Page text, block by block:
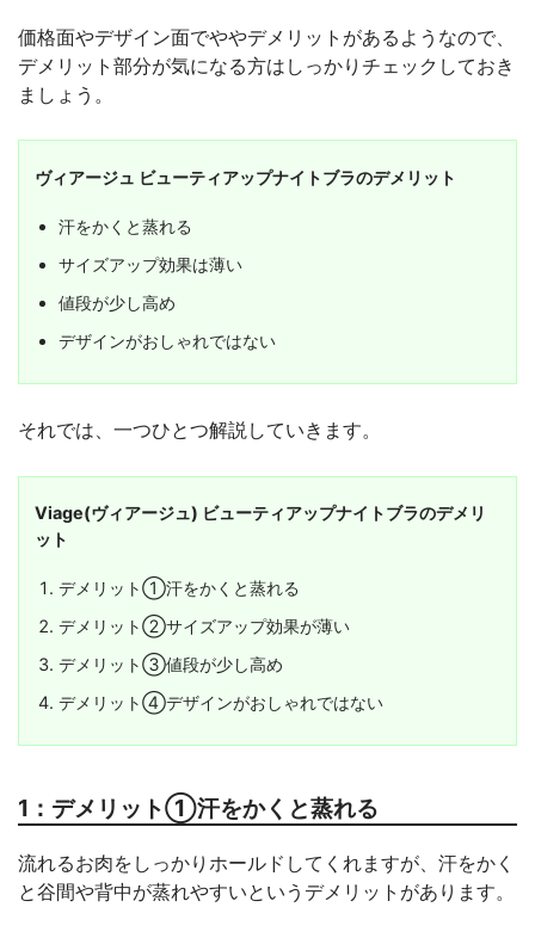
価格面やデザイン面でややデメリットがあるようなので、
デメリット部分が気になる方はしっかりチェックしておき
ましょう。
ヴィアージュ ビューティアップナイトブラのデメリット
汗をかくと蒸れる
サイズアップ効果は薄い
値段が少し高め
デザインがおしゃれではない
それでは、一つひとつ解説していきます。
Viage(ヴィアージュ) ビューティアップナイトブラのデメリ
ット
デメリット①汗をかくと蒸れる
デメリット②サイズアップ効果が薄い
デメリット③値段が少し高め
デメリット④デザインがおしゃれではない
1：デメリット①汗をかくと蒸れる
流れるお肉をしっかりホールドしてくれますが、汗をかく
と谷間や背中が蒸れやすいというデメリットがあります。